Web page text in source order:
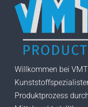
Willkommen bei
Produktprozess